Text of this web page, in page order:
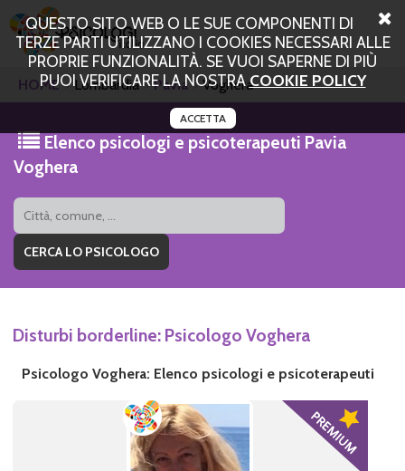
QUESTO SITO WEB O LE SUE COMPONENTI DI
TERZE PARTI UTILIZZANO I COOKIES NECESSARI ALLE
PROPRIE FUNZIONALITÀ. SE VUOI SAPERNE DI PIÙ
PUOI VERIFICARE LA NOSTRACOOKIE POLICY
ACCETTA
HOME Lombardia Pavia Voghera
Elenco psicologi e psicoterapeuti Pavia
Voghera
Disturbi borderline: Psicologo Voghera
Psicologo Voghera: Elenco psicologi e psicoterapeuti